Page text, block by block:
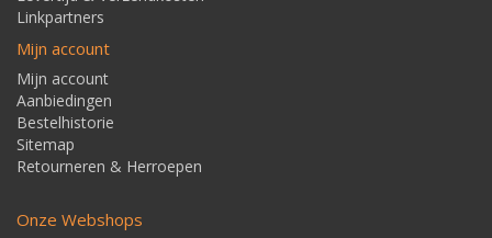
Linkpartners
Mijn account
Mijn account
Aanbiedingen
Bestelhistorie
Sitemap
Retourneren & Herroepen
Onze Webshops